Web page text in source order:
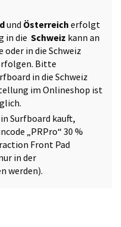
und Österreich erfolgt
in die Schweiz kann an
in die Schweiz
Bitte
in die Schweiz
im Onlineshop ist
Surfboard kauft,
„PRPro“ 30 %
Front Pad
in der
werden).